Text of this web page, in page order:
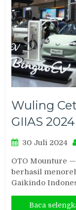
Wuling
GIIAS 2024
30 Juli 2024
OTO Mounture
berhasil
Gaikindo
Baca